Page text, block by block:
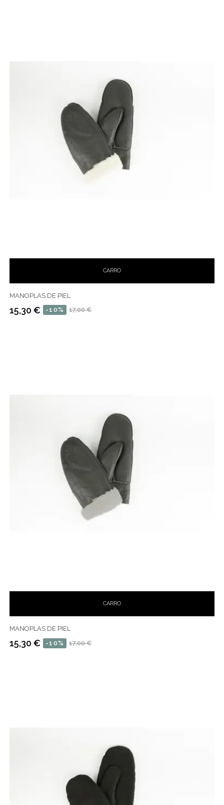
CARRO
MANOPLAS DE PIEL
Precio
17,00 €
-10%
Precio
15,30 €
CARRO
MANOPLAS DE PIEL
Precio
17,00 €
-10%
Precio
15,30 €